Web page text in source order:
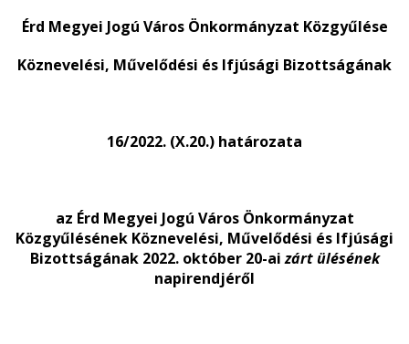
Érd Megyei Jogú Város Önkormányzat Közgyűlése
Köznevelési, Művelődési és Ifjúsági Bizottságának
16/2022. (X.20.) határozata
az Érd Megyei Jogú Város Önkormányzat
Közgyűlésének Köznevelési, Művelődési és Ifjúsági
Bizottságának 2022. október 20-aizárt ülésének
napirendjéről